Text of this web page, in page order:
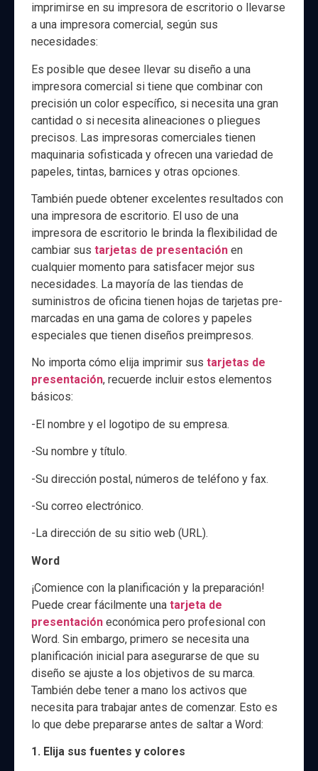
imprimirse en su impresora de escritorio o llevarse
a una impresora comercial, según sus
necesidades:
Es posible que desee llevar su diseño a una
impresora comercial si tiene que combinar con
precisión un color específico, si necesita una gran
cantidad o si necesita alineaciones o pliegues
precisos. Las impresoras comerciales tienen
maquinaria sofisticada y ofrecen una variedad de
papeles, tintas, barnices y otras opciones.
También puede obtener excelentes resultados con
una impresora de escritorio. El uso de una
impresora de escritorio le brinda la flexibilidad de
cambiar sustarjetas de presentación en
cualquier momento para satisfacer mejor sus
necesidades. La mayoría de las tiendas de
suministros de oficina tienen hojas de tarjetas pre-
marcadas en una gama de colores y papeles
especiales que tienen diseños preimpresos.
No importa cómo elija imprimir sustarjetas de
presentación, recuerde incluir estos elementos
básicos:
-El nombre y el logotipo de su empresa.
-Su nombre y título.
-Su dirección postal, números de teléfono y fax.
-Su correo electrónico.
-La dirección de su sitio web (URL).
Word
¡Comience con la planificación y la preparación!
Puede crear fácilmente una tarjeta de
presentación económica pero profesional con
Word. Sin embargo, primero se necesita una
planificación inicial para asegurarse de que su
diseño se ajuste a los objetivos de su marca.
También debe tener a mano los activos que
necesita para trabajar antes de comenzar. Esto es
lo que debe prepararse antes de saltar a Word:
1. Elija sus fuentes y colores